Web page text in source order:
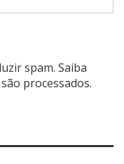
spam. Saiba
processados.